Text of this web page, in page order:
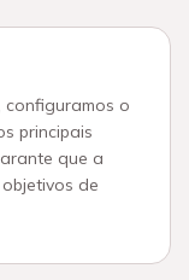
configuramos o
principais
que a
de